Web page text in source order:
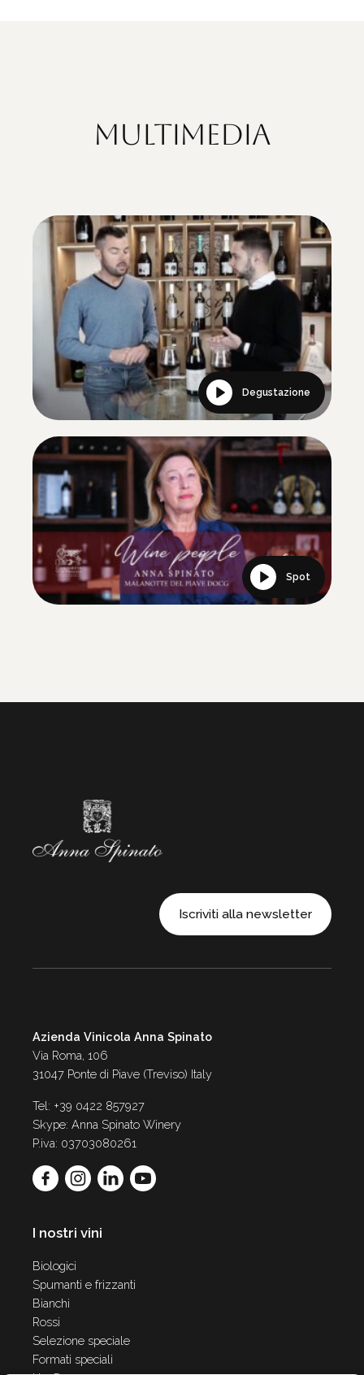
Multimedia
Degustazione
Spot
Iscriviti alla newsletter
Azienda Vinicola Anna Spinato
Via Roma, 106
31047 Ponte di Piave (Treviso) Italy
Tel: +39 0422 857927
Skype: Anna Spinato Winery
P.iva: 03703080261
I nostri vini
Biologici
Spumanti e frizzanti
Bianchi
Rossi
Selezione speciale
Formati speciali